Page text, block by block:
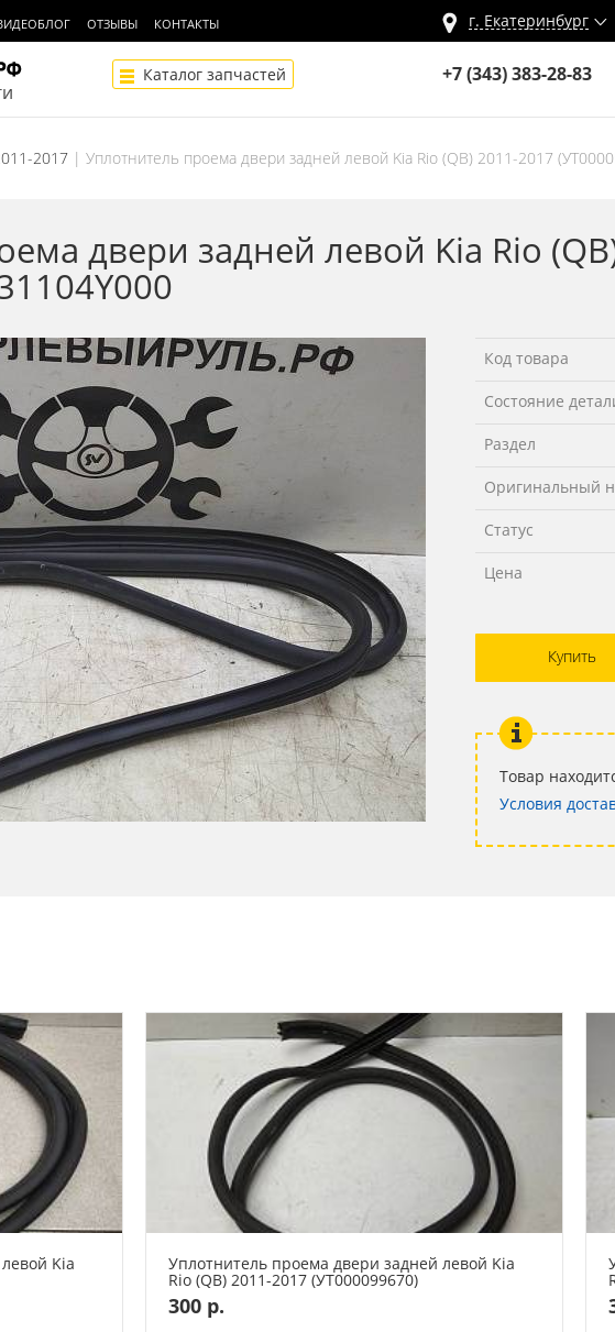
ОТЗЫВЫ КОНТАКТЫ г. Екатеринбург
Каталог запчастей +7 (343) 383-28-83
2017 Уплотнитель проема двери задней левой Kia Rio (QB) 2011-2017
двери задней левой Kia Rio
Код товара
Состояние
Раздел
Оригинальный
Статус
Цена
Купить
Товар
Условия
Kia Уплотнитель проема двери задней левой Kia
Rio (QB) 2011-2017 (УТ000099670)
300 р.